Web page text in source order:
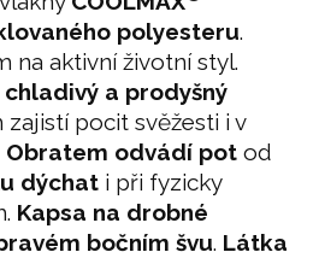
polyesteru.
na aktivní životní styl.
chladivý a prodyšný
zajistí pocit svěžesti i v
Obratem odvádí pot od
dýchat i při fyzicky
Kapsa na drobné
bočním švu. Látka